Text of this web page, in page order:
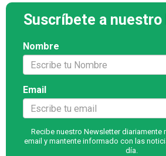
Suscríbete a
Nombre
Email
Recibe nuestro Newsletter diariamente
email y mantente informado con las
día.